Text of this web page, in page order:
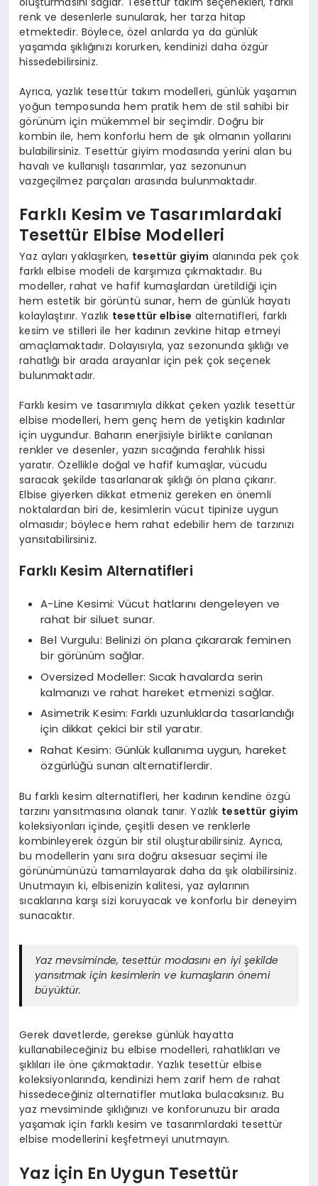
renk ve desenlerle sunularak, her tarza hitap
etmektedir. Böylece, özel anlarda ya da günlük
yaşamda şıklığınızı korurken, kendinizi daha özgür
hissedebilirsiniz.
Ayrıca, yazlık tesettür takım modelleri, günlük yaşamın
yoğun temposunda hem pratik hem de stil sahibi bir
görünüm için mükemmel bir seçimdir. Doğru bir
kombin ile, hem konforlu hem de şık olmanın yollarını
bulabilirsiniz. Tesettür giyim modasında yerini alan bu
havalı ve kullanışlı tasarımlar, yaz sezonunun
vazgeçilmez parçaları arasında bulunmaktadır.
Farklı Kesim ve Tasarımlardaki
Tesettür Elbise Modelleri
Yaz ayları yaklaşırken, tesettür giyim alanında pek çok
farklı elbise modeli de karşımıza çıkmaktadır. Bu
modeller, rahat ve hafif kumaşlardan üretildiği için
hem estetik bir görüntü sunar, hem de günlük hayatı
kolaylaştırır. Yazlık tesettür elbise alternatifleri, farklı
kesim ve stilleri ile her kadının zevkine hitap etmeyi
amaçlamaktadır. Dolayısıyla, yaz sezonunda şıklığı ve
rahatlığı bir arada arayanlar için pek çok seçenek
bulunmaktadır.
Farklı kesim ve tasarımıyla dikkat çeken yazlık tesettür
elbise modelleri, hem genç hem de yetişkin kadınlar
için uygundur. Baharın enerjisiyle birlikte canlanan
renkler ve desenler, yazın sıcağında ferahlık hissi
yaratır. Özellikle doğal ve hafif kumaşlar, vücudu
saracak şekilde tasarlanarak şıklığı ön plana çıkarır.
Elbise giyerken dikkat etmeniz gereken en önemli
noktalardan biri de, kesimlerin vücut tipinize uygun
olmasıdır; böylece hem rahat edebilir hem de tarzınızı
yansıtabilirsiniz.
Farklı Kesim Alternatifleri
A-Line Kesimi: Vücut hatlarını dengeleyen ve
rahat bir siluet sunar.
Bel Vurgulu: Belinizi ön plana çıkararak feminen
bir görünüm sağlar.
Oversized Modeller: Sıcak havalarda serin
kalmanızı ve rahat hareket etmenizi sağlar.
Asimetrik Kesim: Farklı uzunluklarda tasarlandığı
için dikkat çekici bir stil yaratır.
Rahat Kesim: Günlük kullanıma uygun, hareket
özgürlüğü sunan alternatiflerdir.
Bu farklı kesim alternatifleri, her kadının kendine özgü
tarzını yansıtmasına olanak tanır. Yazlık tesettür giyim
koleksiyonları içinde, çeşitli desen ve renklerle
kombinleyerek özgün bir stil oluşturabilirsiniz. Ayrıca,
bu modellerin yanı sıra doğru aksesuar seçimi ile
görünümünüzü tamamlayarak daha da şık olabilirsiniz.
Unutmayın ki, elbisenizin kalitesi, yaz aylarının
sıcaklarına karşı sizi koruyacak ve konforlu bir deneyim
sunacaktır.
Yaz mevsiminde, tesettür modasını en iyi şekilde
yansıtmak için kesimlerin ve kumaşların önemi
büyüktür.
Gerek davetlerde, gerekse günlük hayatta
kullanabileceğiniz bu elbise modelleri, rahatlıkları ve
şıklıları ile öne çıkmaktadır. Yazlık tesettür elbise
koleksiyonlarında, kendinizi hem zarif hem de rahat
hissedeceğiniz alternatifler mutlaka bulacaksınız. Bu
yaz mevsiminde şıklığınızı ve konforunuzu bir arada
yaşamak için farklı kesim ve tasarımlardaki tesettür
elbise modellerini keşfetmeyi unutmayın.
Yaz İçin En Uygun Tesettür